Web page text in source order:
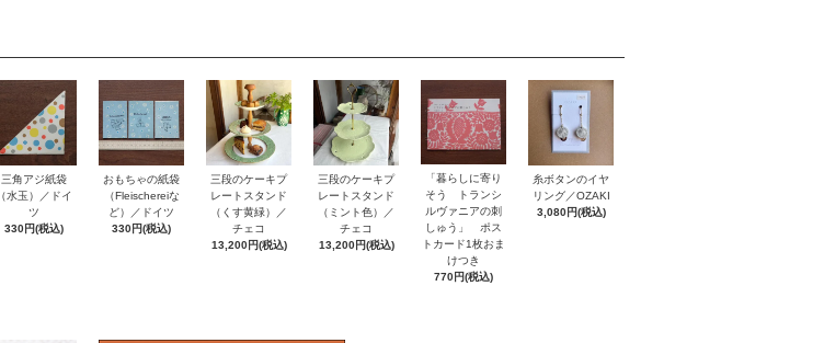
三角アジ紙袋
（水玉）／ドイ
ツ
330円(税込)
おもちゃの紙袋
（Fleischereiな
ど）／ドイツ
330円(税込)
三段のケーキプ
レートスタンド
（くす黄緑）／
チェコ
13,200円(税込)
三段のケーキプ
レートスタンド
（ミント色）／
チェコ
13,200円(税込)
「暮らしに寄り
そう トランシ
ルヴァニアの刺
しゅう」 ポス
トカード1枚おま
けつき
770円(税込)
糸ボタンのイヤ
リング／OZAKI
3,080円(税込)